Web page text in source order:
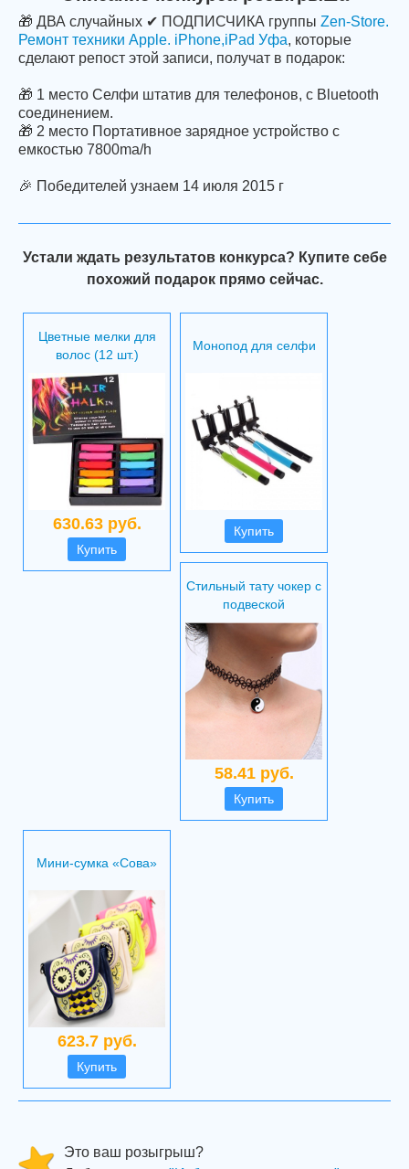
🎁 ДВА случайных ✔ ПОДПИСЧИКА группы Zen-Store.
Ремонт техники Apple. iPhone,iPad Уфа, которые
сделают репост этой записи, получат в подарок:
🎁 1 место Селфи штатив для телефонов, с Bluetooth
соединением.
🎁 2 место Портативное зарядное устройство с
емкостью 7800ma/h
🎉 Победителей узнаем 14 июля 2015 г
Устали ждать результатов конкурса? Купите себе
похожий подарок прямо сейчас.
Цветные мелки для
волос (12 шт.)
630.63 руб.
Купить
Mонопод для селфи
Купить
Стильный тату чокер с
подвеской
58.41 руб.
Купить
Мини-сумка «Сова»
623.7 руб.
Купить
Это ваш розыгрыш?